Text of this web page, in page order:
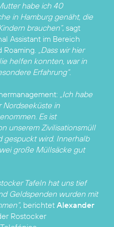
habe ich 40
in Hamburg genäht, die
brauchen“, sagt
Assistant im Bereich
Roaming. „Dass wir hier
helfen konnten, war in
Erfahrung“.
„Ich habe
Nordseeküste in
Es ist
unserem Zivilisationsmüll
gespuckt wird. Innerhalb
große Müllsäcke gut
Tafeln hat uns tief
Geldspenden wurden mit
, berichtet Alexander
Rostocker